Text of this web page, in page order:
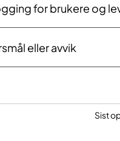
for brukere og
eller avvik
Sist